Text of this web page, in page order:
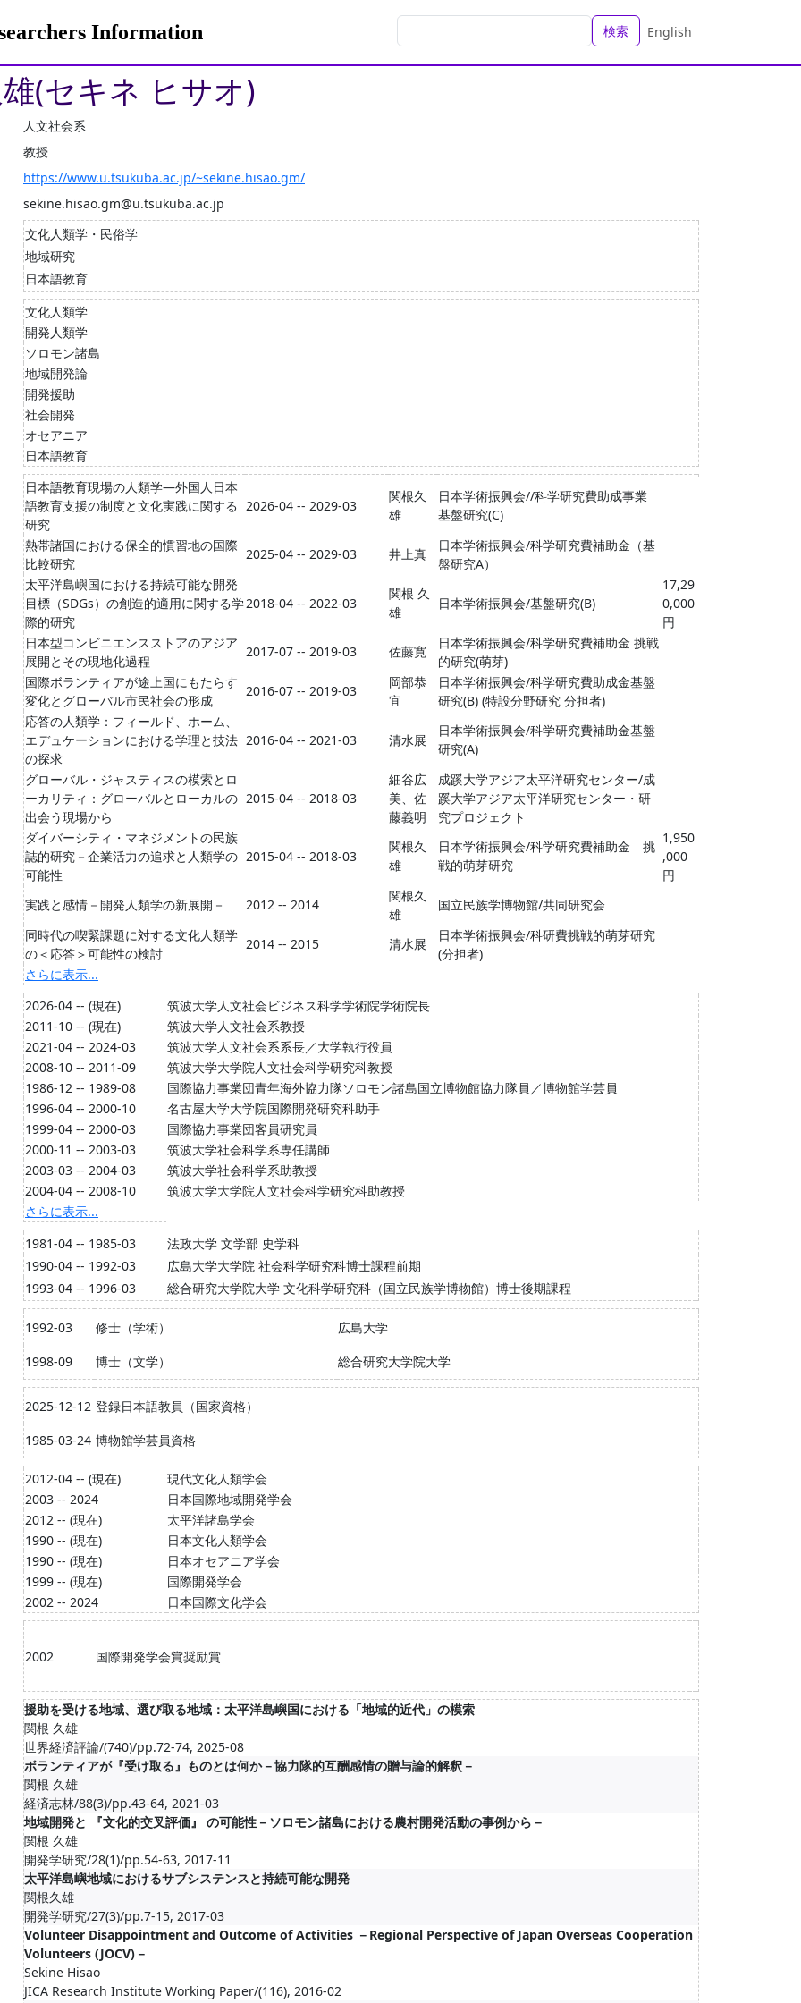
Information 検索 English
(セキネ ヒサオ)
人文社会系
教授
https://www.u.tsukuba.ac.jp/~sekine.hisao.gm/
sekine.hisao.gm@u.tsukuba.ac.jp
文化人類学・民俗学
地域研究
日本語教育
文化人類学
開発人類学
ソロモン諸島
地域開発論
開発援助
社会開発
オセアニア
日本語教育
日本語教育現場の人類学―外国人日本
語教育支援の制度と文化実践に関する
研究
2026-04 -- 2029-03
関根久
雄
日本学術振興会//科学研究費助成事業
基盤研究(C)
熱帯諸国における保全的慣習地の国際
比較研究
2025-04 -- 2029-03 井上真
日本学術振興会/科学研究費補助金（基
盤研究A）
太平洋島嶼国における持続可能な開発
目標（SDGs）の創造的適用に関する学
際的研究
2018-04 -- 2022-03
関根 久
雄
日本学術振興会/基盤研究(B)
17,29
0,000
円
日本型コンビニエンスストアのアジア
展開とその現地化過程
2017-07 -- 2019-03 佐藤寛
日本学術振興会/科学研究費補助金 挑戦
的研究(萌芽)
国際ボランティアが途上国にもたらす
変化とグローバル市民社会の形成
2016-07 -- 2019-03
岡部恭
宜
日本学術振興会/科学研究費助成金基盤
研究(B) (特設分野研究 分担者)
応答の人類学：フィールド、ホーム、
エデュケーションにおける学理と技法
の探求
2016-04 -- 2021-03 清水展
日本学術振興会/科学研究費補助金基盤
研究(A)
グローバル・ジャスティスの模索とロ
ーカリティ：グローバルとローカルの
出会う現場から
2015-04 -- 2018-03
細谷広
美、佐
藤義明
成蹊大学アジア太平洋研究センター/成
蹊大学アジア太平洋研究センター・研
究プロジェクト
ダイバーシティ・マネジメントの民族
誌的研究－企業活力の追求と人類学の
可能性
2015-04 -- 2018-03
関根久
雄
日本学術振興会/科学研究費補助金 挑
戦的萌芽研究
1,950
,000
円
実践と感情－開発人類学の新展開－
2012 -- 2014
関根久
雄
国立民族学博物館/共同研究会
同時代の喫緊課題に対する文化人類学
の＜応答＞可能性の検討
2014 -- 2015 清水展
日本学術振興会/科研費挑戦的萌芽研究
(分担者)
さらに表示...
2026-04 -- (現在)
筑波大学人文社会ビジネス科学学術院学術院長
2011-10 -- (現在)
筑波大学人文社会系教授
2021-04 -- 2024-03
筑波大学人文社会系系長／大学執行役員
2008-10 -- 2011-09
筑波大学大学院人文社会科学研究科教授
1986-12 -- 1989-08
国際協力事業団青年海外協力隊ソロモン諸島国立博物館協力隊員／博物館学芸員
1996-04 -- 2000-10
名古屋大学大学院国際開発研究科助手
1999-04 -- 2000-03
国際協力事業団客員研究員
2000-11 -- 2003-03
筑波大学社会科学系専任講師
2003-03 -- 2004-03
筑波大学社会科学系助教授
2004-04 -- 2008-10
筑波大学大学院人文社会科学研究科助教授
さらに表示...
1981-04 -- 1985-03
法政大学 文学部 史学科
1990-04 -- 1992-03
広島大学大学院 社会科学研究科博士課程前期
1993-04 -- 1996-03
総合研究大学院大学 文化科学研究科（国立民族学博物館）博士後期課程
1992-03 修士（学術）
広島大学
1998-09
博士（文学） 総合研究大学院大学
2025-12-12 登録日本語教員（国家資格）
1985-03-24 博物館学芸員資格
2012-04 -- (現在)
現代文化人類学会
2003 -- 2024
日本国際地域開発学会
2012 -- (現在)
太平洋諸島学会
1990 -- (現在)
日本文化人類学会
1990 -- (現在)
日本オセアニア学会
1999 -- (現在)
国際開発学会
2002 -- 2024
日本国際文化学会
2002 国際開発学会賞奨励賞
援助を受ける地域、選び取る地域：太平洋島嶼国における「地域的近代」の模索
関根 久雄
世界経済評論/(740)/pp.72-74, 2025-08
ボランティアが『受け取る』ものとは何か－協力隊的互酬感情の贈与論的解釈－
関根 久雄
経済志林/88(3)/pp.43-64, 2021-03
地域開発と 『文化的交叉評価』 の可能性－ソロモン諸島における農村開発活動の事例から－
関根 久雄
開発学研究/28(1)/pp.54-63, 2017-11
太平洋島嶼地域におけるサブシステンスと持続可能な開発
関根久雄
開発学研究/27(3)/pp.7-15, 2017-03
Volunteer Disappointment and Outcome of Activities －Regional Perspective of Japan Overseas Cooperation
Volunteers (JOCV)－
Sekine Hisao
JICA Research Institute Working Paper/(116), 2016-02